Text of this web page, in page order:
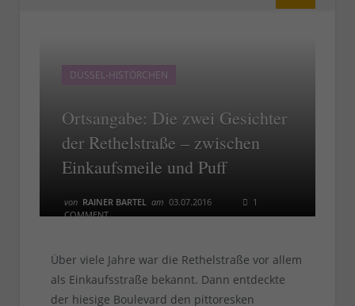
DÜSSEL-HISTÖRCHEN
Ortsangabe: Die zwei Gesichter
der Rethelstraße – zwischen
Einkaufsmeile und Puff
von RAINER BARTEL am 03.07.2016
1
COMMENT
Über viele Jahre war die Rethelstraße vor allem
als Einkaufsstraße bekannt. Dann entdeckte
der hiesige Boulevard den pittoresken